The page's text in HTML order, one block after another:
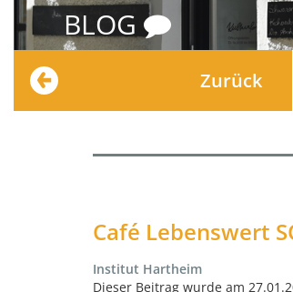
BLOG
Zurück
Café Lebenswert
Institut Hartheim
Dieser Beitrag wurde am